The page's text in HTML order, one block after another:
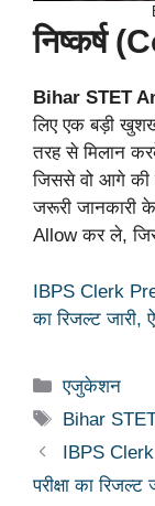
निष्कर्ष
Bihar STET
लिए एक बड़ी
तरह से मिलान
जिससे वो आगे की
जरूरी जानकारी
Allow कर ले,
IBPS Clerk
का रिजल्ट
Categories
एजुकेशन
Tags
Bihar
IBPS Clerk
परीक्षा का